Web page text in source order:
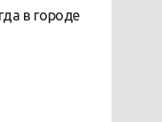
в городе